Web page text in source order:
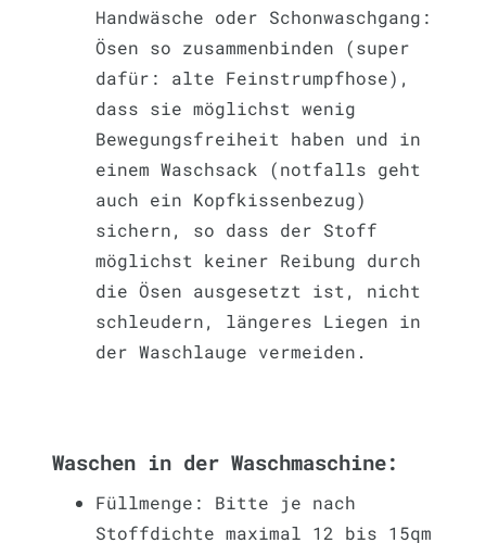
Handwäsche oder Schonwaschgang:
Ösen so zusammenbinden (super
dafür: alte Feinstrumpfhose),
dass sie möglichst wenig
Bewegungsfreiheit haben und in
einem Waschsack (notfalls geht
auch ein Kopfkissenbezug)
sichern, so dass der Stoff
möglichst keiner Reibung durch
die Ösen ausgesetzt ist, nicht
schleudern, längeres Liegen in
der Waschlauge vermeiden.
Waschen in der Waschmaschine:
Füllmenge: Bitte je nach
Stoffdichte maximal 12 bis 15qm